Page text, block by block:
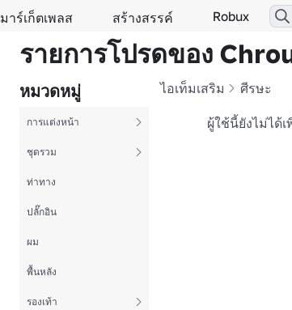
มาร์เก็ตเพลส สร้างสรรค์ Robux
รายการโปรดของ
หมวดหมู่
การแต่งหน้า
ชุดรวม
ท่าทาง
ปลั๊กอิน
ผม
พื้นหลัง
รองเท้า
ไอเท็มเสริม ศีรษะ
ผู้ใช้นี้ยังไม่ได้